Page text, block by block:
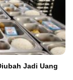
Jadi Uang